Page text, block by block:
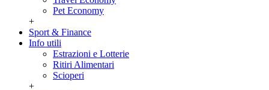
Pet Economy
+
Sport & Finance
Info utili
Estrazioni e Lotterie
Ritiri Alimentari
Scioperi
+